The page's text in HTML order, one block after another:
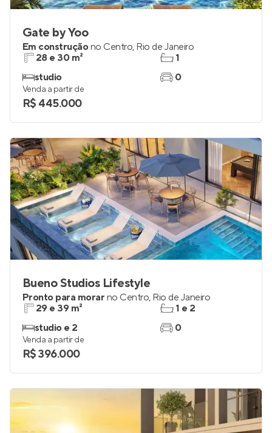
Gate by Yoo
Em construçãono Centro, Rio de Janeiro
28 e 30 m²
studio
1
0
Venda a partir de
R$ 445.000
Bueno Studios Lifestyle
Pronto para morar no Centro, Rio de Janeiro
29 e 39 m²
studio e 2
1 e 2
0
Venda a partir de
R$ 396.000